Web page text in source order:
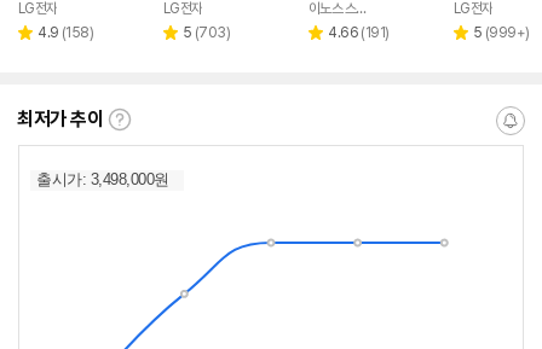
LG전자
별 4.9 리
(158)
LG전자
별 5 리
(703)
페이
이노스 스토어
별 4.66 리
(191)
LG전자
별 5 리
(999+)
최저가 추이
최
가
알